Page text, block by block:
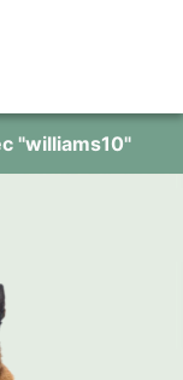
Alimentation